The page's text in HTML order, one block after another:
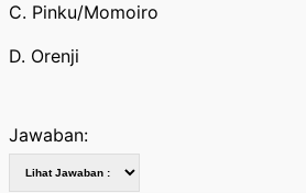
C. Pinku/Momoiro
D. Orenji
Jawaban: